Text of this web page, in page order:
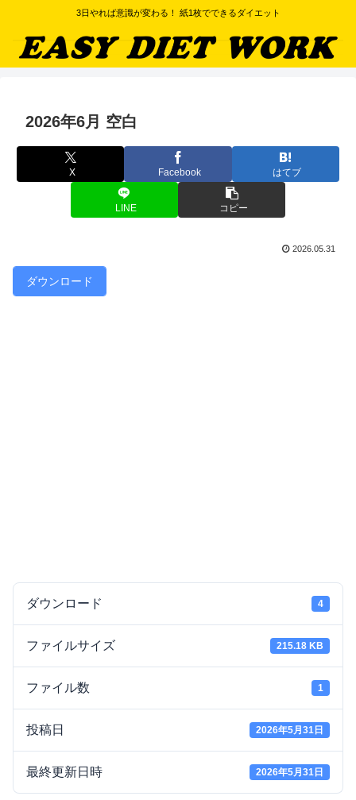
3日やれば意識が変わる！ 紙1枚でできるダイエット
2026年6月 空白
X Facebook はてブ
LINE コピー
2026.05.31
ダウンロード
ダウンロード 4
ファイルサイズ 215.18 KB
ファイル数 1
投稿日 2026年5月31日
最終更新日時 2026年5月31日